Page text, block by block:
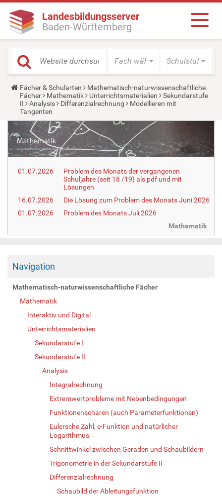
Landesbildungsserver
Baden-Württemberg
Fach wählen Schulstufe
Y
o
u
a
r
e
h
e
r
e
Fächer & Schularten
Mathematisch-naturwissenschaftliche
Fächer
Mathematik Unterrichtsmaterialien
Sekundarstufe
II
Analysis Differenzialrechnung
Modellieren mit
Tangenten
01.07.2026
Problem des Monats der vergangenen
Schuljahre (seit 18 /19) als pdf und mit
Lösungen
16.07.2026
Die Lösung zum Problem des Monats Juni 2026
01.07.2026
Problem des Monats Juli 2026
Mathematik
Navigation
Mathematisch-naturwissenschaftliche Fächer
Mathematik
Interaktiv und Digital
Unterrichtsmaterialien
Sekundarstufe I
Sekundarstufe II
Analysis
Integralrechnung
Extremwertprobleme mit Nebenbedingungen
Funktionenscharen (auch Parameterfunktionen)
Eulersche Zahl, e-Funktion und natürlicher
Logarithmus
Schnittwinkel zwischen Geraden und Schaubildern
Trigonometrie in der Sekundarstufe II
Differenzialrechnung
Schaubild der Ableitungsfunktion